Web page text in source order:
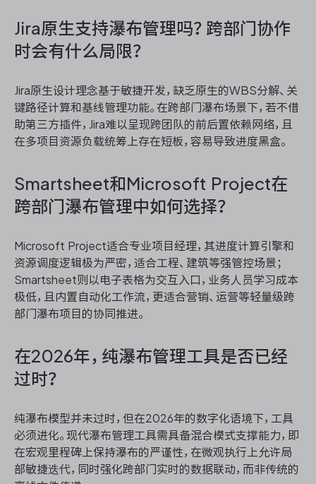
Jira原生支持瀑布管理吗？跨部门协作
时会有什么局限？
Jira原生设计理念基于敏捷开发，缺乏原生的WBS分解、关
键路径计算和基线管理功能。在跨部门瀑布场景下，若不借
助第三方插件，Jira难以呈现跨团队的前后置依赖网络，且
在多项目资源负载统筹上存在短板，容易导致进度黑盒。
Smartsheet和Microsoft Project在
跨部门瀑布管理中如何选择？
Microsoft Project适合专业项目经理，其进度计算引擎和
资源调度逻辑极为严密，适合工程、建筑等强管控场景；
Smartsheet则以电子表格为交互入口，业务人员学习成本
极低，且内置自动化工作流，更适合营销、运营等轻量级跨
部门瀑布项目的协同推进。
在2026年，纯瀑布管理工具是否已经
过时？
纯瀑布模型并未过时，但在2026年的数字化语境下，工具
必须进化。现代瀑布管理工具需具备混合模式支撑能力，即
在宏观里程碑上保持瀑布的严谨性，在微观执行上允许局
部敏捷迭代，同时强化跨部门实时的数据联动，而非传统的